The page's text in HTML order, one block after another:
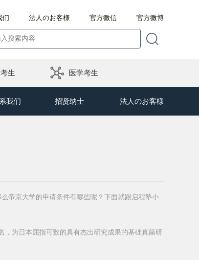
们 法人のお客様 官方微信 官方微博
生 医学考生
我们 招贤纳士 法人のお客様
帝京大学的申请条件有哪些呢？下面就跟启程塾小
为日本屈指可数的具有杰出研究成果的基础真菌研